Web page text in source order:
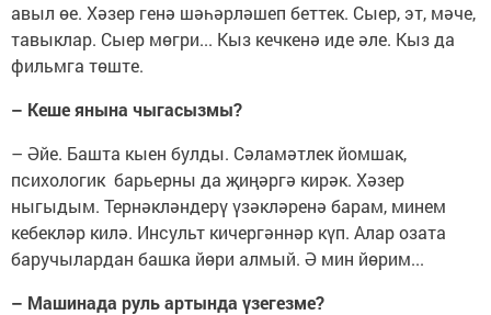
авыл өе. Хәзер генә шәһәрләшеп беттек. Сыер, эт, мәче,
тавыклар. Сыер мөгри... Кыз кечкенә иде әле. Кыз да
фильмга төште.
– Кеше янына чыгасызмы?
– Әйе. Башта кыен булды. Сәламәтлек йомшак,
психологик барьерны да җиңәргә кирәк. Хәзер
ныгыдым. Тернәкләндерү үзәкләренә барам, минем
кебекләр килә. Инсульт кичергәннәр күп. Алар озата
баручылардан башка йөри алмый. Ә мин йөрим...
– Машинада руль артында үзегезме?